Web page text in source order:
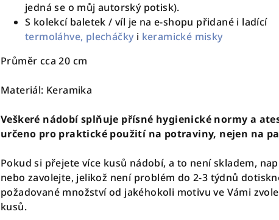
jedná se o můj autorský potisk).
S kolekcí baletek / víl je na e-shopu přidané i ladící
termoláhve, plecháčkyi keramické misky
Průměr cca 20 cm
Materiál: Keramika
Veškeré nádobí splňuje přísné hygienické normy a
určeno pro praktické použití na potraviny, nejen na
Pokud si přejete více kusů nádobí, a to není skladem,
nebo zavolejte, jelikož není problém do 2-3 týdnů
požadované množství od jakéhokoli motivu ve Vámi
kusů.